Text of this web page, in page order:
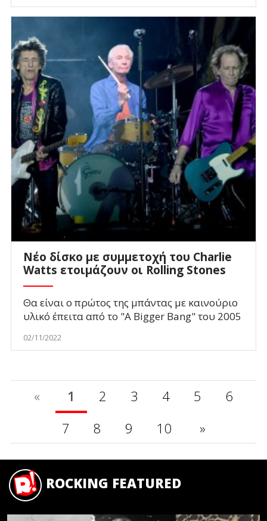
Νέο δίσκο με συμμετοχή του Charlie
Watts ετοιμάζουν οι Rolling Stones
Θα είναι ο πρώτος της μπάντας με καινούριο
υλικό έπειτα από το "A Bigger Bang" του 2005
02/11/2022
« 1 2 3 4 5
6
7
8 9 10 »
ROCKING FEATURED